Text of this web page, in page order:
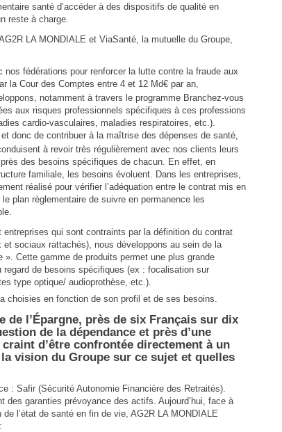
santé d’accéder à des dispositifs de qualité en
reste à charge.
LA MONDIALE et ViaSanté, la mutuelle du Groupe,
fédérations pour renforcer la lutte contre la fraude aux
la Cour des Comptes entre 4 et 12 Md€ par an,
notamment à travers le programme Branchez-vous
aux risques professionnels spécifiques à ces professions
cardio-vasculaires, maladies respiratoires, etc.).
donc de contribuer à la maîtrise des dépenses de santé,
à revoir très régulièrement avec nos clients leurs
des besoins spécifiques de chacun. En effet, en
familiale, les besoins évoluent. Dans les entreprises,
réalisé pour vérifier l’adéquation entre le contrat mis en
plan règlementaire de suivre en permanence les
qui sont contraints par la définition du contrat
sociaux rattachés), nous développons au sein de la
Cette gamme de produits permet une plus grande
de besoins spécifiques (ex : focalisation sur
type optique/ audioprothèse, etc.).
choisies en fonction de son profil et de ses besoins.
de l’Épargne, près de six Français sur dix
de la dépendance et près d’une
d’être confrontée directement à un
vision du Groupe sur ce sujet et quelles
: Safir (Sécurité Autonomie Financière des Retraités).
des garanties prévoyance des actifs. Aujourd’hui, face à
l’état de santé en fin de vie, AG2R LA MONDIALE